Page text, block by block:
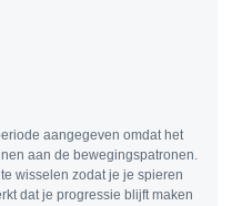
aangegeven omdat het
aan de bewegingspatronen.
wisselen zodat je je spieren
dat je progressie blijft maken